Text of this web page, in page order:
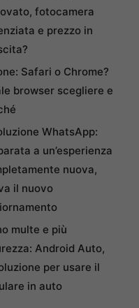
fotocamera
e prezzo in
Safari o Chrome?
browser scegliere e
WhatsApp:
a un’esperienza
nuova,
il nuovo
multe e più
Android Auto,
per usare il
in auto